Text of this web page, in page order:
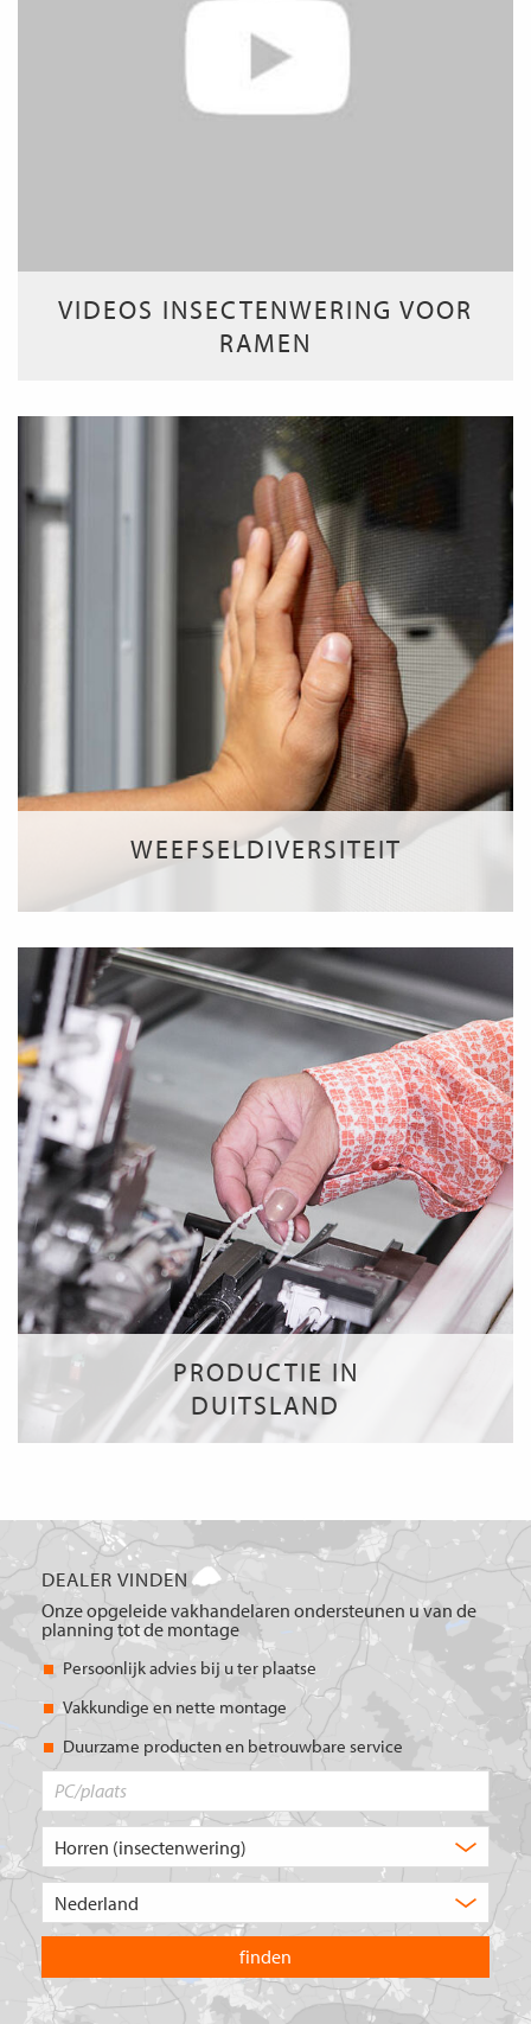
VIDEOS INSECTENWERING VOOR
RAMEN
WEEFSELDIVERSITEIT
PRODUCTIE IN
DUITSLAND
DEALER VINDEN
Onze opgeleide vakhandelaren ondersteunen u van de
planning tot de montage
Persoonlijk advies bij u ter plaatse
Vakkundige en nette montage
Duurzame producten en betrouwbare service
product
u?
land
waarin
u
wilt